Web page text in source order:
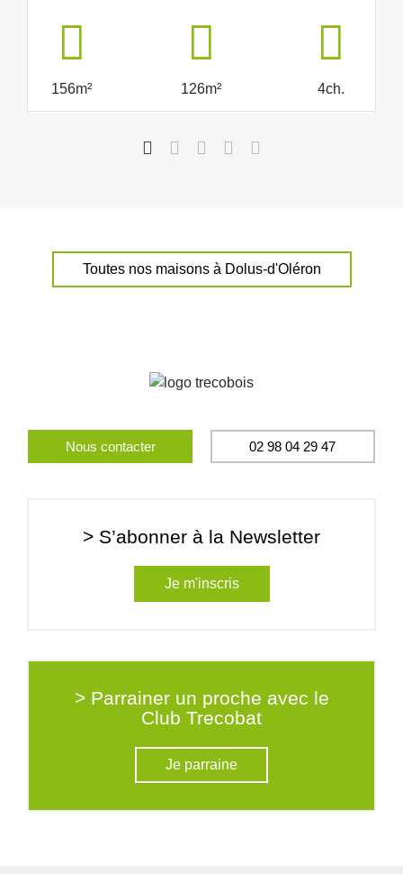
156m² 126m² 4ch.
Toutes nos maisons à Dolus-d'Oléron
Nous contacter 02 98 04 29 47
> S’abonner à la Newsletter
Je m'inscris
> Parrainer un proche avec le
Club Trecobat
Je parraine